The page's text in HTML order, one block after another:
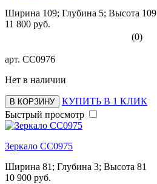
Ширина 109; Глубина 5; Высота 109
11 800 руб.
(0)
арт. СС0976
Нет в наличии
В КОРЗИНУ
КУПИТЬ В 1 КЛИК
Быстрый просмотр
Зеркало СС0975
Ширина 81; Глубина 3; Высота 81
10 900 руб.